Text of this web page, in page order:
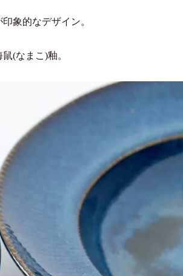
象的なデザイン。
(なまこ)釉。